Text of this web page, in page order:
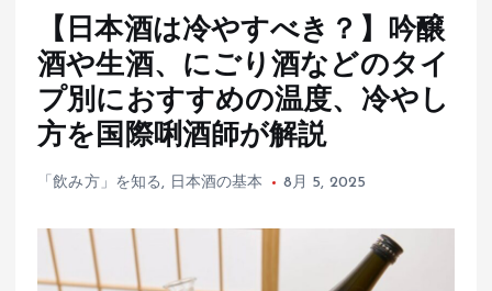
【日本酒は冷やすべき？】吟醸
酒や生酒、にごり酒などのタイ
プ別におすすめの温度、冷やし
方を国際唎酒師が解説
「飲み方」を知る , 日本酒の基本 8月 5, 2025